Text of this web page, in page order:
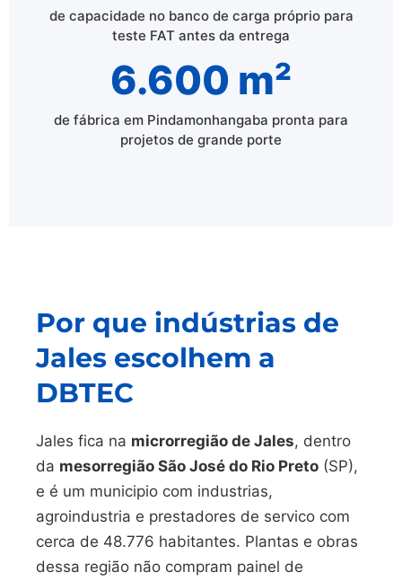
de capacidade no banco de carga próprio para
teste FAT antes da entrega
6.600 m²
de fábrica em Pindamonhangaba pronta para
projetos de grande porte
Por que indústrias de
Jales escolhem a
DBTEC
Jales fica na microrregião de Jales, dentro
da mesorregião São José do Rio Preto (SP),
e é um municipio com industrias,
agroindustria e prestadores de servico com
cerca de 48.776 habitantes. Plantas e obras
dessa região não compram painel de